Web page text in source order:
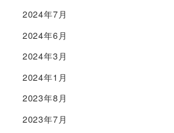
2024年7月
2024年6月
2024年3月
2024年1月
2023年8月
2023年7月